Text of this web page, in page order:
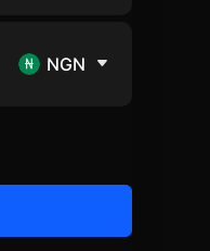
NGN